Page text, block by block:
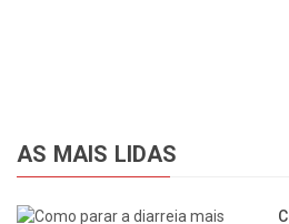
AS MAIS LIDAS